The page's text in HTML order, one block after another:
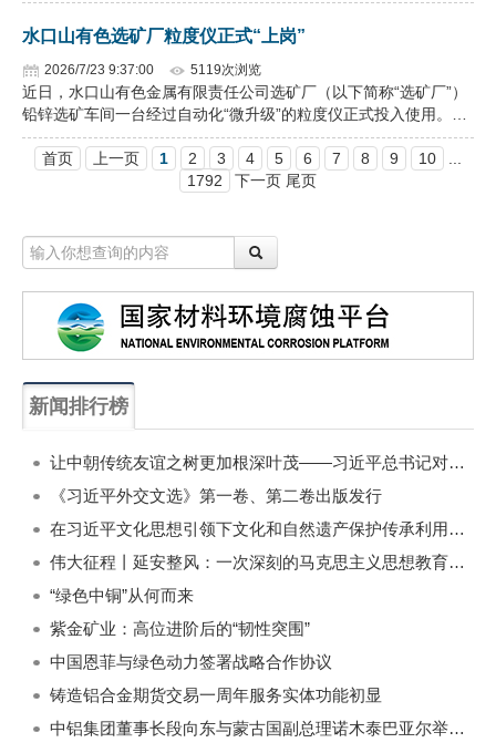
水口山有色选矿厂粒度仪正式“上岗”
2026/7/23 9:37:00 5119次浏览
近日，水口山有色金属有限责任公司选矿厂（以下简称“选矿厂”）
铅锌选矿车间一台经过自动化“微升级”的粒度仪正式投入使用。…
首页 上一页 1 2 3 4 5 6 7 8 9 10
1792
下一页 尾页
新闻排行榜
让中朝传统友谊之树更加根深叶茂——习近平总书记对朝鲜进行国事访问纪实
《习近平外交文选》第一卷、第二卷出版发行
在习近平文化思想引领下文化和自然遗产保护传承利用工作开创新局面
伟大征程丨延安整风：一次深刻的马克思主义思想教育运动
“绿色中铜”从何而来
紫金矿业：高位进阶后的“韧性突围”
中国恩菲与绿色动力签署战略合作协议
铸造铝合金期货交易一周年服务实体功能初显
中铝集团董事长段向东与蒙古国副总理诺木泰巴亚尔举行会谈